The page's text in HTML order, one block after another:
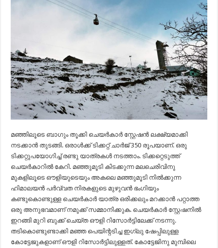
മഞ്ഞിലൂടെ ബാഗും തൂക്കി ചെയർകാർ സ്റ്റേഷൻ ലക്ഷ്യമാക്കി
നടക്കാൻ തുടങ്ങി. ഒരാൾക്ക് ടിക്കറ്റ് ചാർജ് 350 രൂപയാണ്. ഒരു
ടിക്കറ്റുപയോഗിച്ച് രണ്ടു യാത്രകൾ നടത്താം. ടിക്കറ്റെടുത്ത്
ചെയർകാറിൽ കേറി. മഞ്ഞുമൂടി കിടക്കുന്ന മലചെരിവിനു
മുകളിലൂടെ ഔളിയുടെയും അകലെ മഞ്ഞുമൂടി നിൽക്കുന്ന
ഹിമാലയൻ പർവ്വത നിരകളുടെ മുഴുവൻ ഭംഗിയും
കണ്ടുകൊണ്ടുള്ള ചെയർകാർ യാത്ര ഒരിക്കലും മറക്കാൻ പറ്റാത്ത
ഒരു അനുഭവമാണ് നമുക്ക് സമ്മാനിക്കുക. ചെയർകാർ സ്റ്റേഷനിൽ
ഇറങ്ങി മുറി ബുക്ക് ചെയ്ത ഔളി റിസോർട്ടിലേക്ക് നടന്നു.
തടികൊണ്ടുണ്ടാക്കി മഞ്ഞ പെയിന്റടിച്ച ഇഗ്ലു ഷേപ്പിലുള്ള
കോട്ടേജുകളാണ് ഔളി റിസോർട്ടിലുള്ളത്. കോട്ടേജിനു മുമ്പിലെ